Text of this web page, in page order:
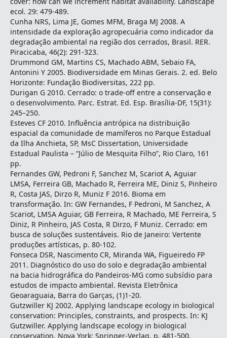
ecol. 29: 479-489.
Cunha NRS, Lima JE, Gomes MFM, Braga MJ 2008. A
intensidade da exploração agropecuária como indicador da
degradação ambiental na região dos cerrados, Brasil. RER.
Piracicaba, 46(2): 291-323.
Drummond GM, Martins CS, Machado ABM, Sebaio FA,
Antonini Y 2005. Biodiversidade em Minas Gerais. 2. ed. Belo
Horizonte: Fundação Biodiversitas, 222 pp.
Durigan G 2010. Cerrado: o trade-off entre a conservação e
o desenvolvimento. Parc. Estrat. Ed. Esp. Brasília-DF, 15(31):
245–250.
Esteves CF 2010. Influência antrópica na distribuição
espacial da comunidade de mamíferos no Parque Estadual
da Ilha Anchieta, SP, MsC Dissertation, Universidade
Estadual Paulista – “Júlio de Mesquita Filho”, Rio Claro, 161
pp.
Fernandes GW, Pedroni F, Sanchez M, Scariot A, Aguiar
LMSA, Ferreira GB, Machado R, Ferreira ME, Diniz S, Pinheiro
R, Costa JAS, Dirzo R, Muniz F 2016. Bioma em
transformação. In: GW Fernandes, F Pedroni, M Sanchez, A
Scariot, LMSA Aguiar, GB Ferreira, R Machado, ME Ferreira, S
Diniz, R Pinheiro, JAS Costa, R Dirzo, F Muniz. Cerrado: em
busca de soluções sustentáveis. Rio de Janeiro: Vertente
produções artísticas, p. 80-102.
Fonseca DSR, Nascimento CR, Miranda WA, Figueiredo FP
2011. Diagnóstico do uso do solo e degradação ambiental
na bacia hidrográfica do Pandeiros-MG como subsídio para
estudos de impacto ambiental. Revista Eletrônica
Geoaraguaia, Barra do Garças, (1)1-20.
Gutzwiller KJ 2002. Applying landscape ecology in biological
conservation: Principles, constraints, and prospects. In: KJ
Gutzwiller. Applying landscape ecology in biological
conservation. Nova York: Springer-Verlag, p. 481-500.